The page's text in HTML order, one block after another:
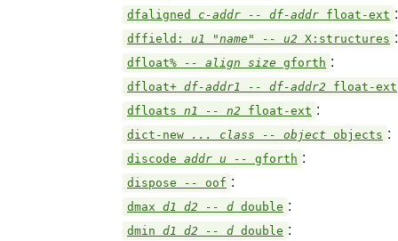
dfaligned c-addr -- df-addr float-ext :
dffield: u1 "name" -- u2 X:structures :
dfloat% -- align size gforth :
dfloat+ df-addr1 -- df-addr2 float-ext
dfloats n1 -- n2 float-ext :
dict-new ... class -- object objects :
discode addr u -- gforth :
dispose -- oof :
dmax d1 d2 -- d double :
dmin d1 d2 -- d double :